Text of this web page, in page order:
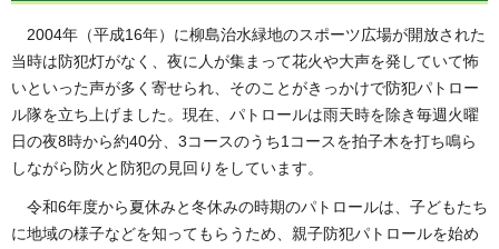
2004年（平成16年）に柳島治水緑地のスポーツ広場が開放された
当時は防犯灯がなく、夜に人が集まって花火や大声を発していて怖
いといった声が多く寄せられ、そのことがきっかけで防犯パトロー
ル隊を立ち上げました。現在、パトロールは雨天時を除き毎週火曜
日の夜8時から約40分、3コースのうち1コースを拍子木を打ち鳴ら
しながら防火と防犯の見回りをしています。
令和6年度から夏休みと冬休みの時期のパトロールは、子どもたち
に地域の様子などを知ってもらうため、親子防犯パトロールを始め